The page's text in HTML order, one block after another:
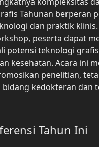
Tahunan berperan
dan praktik
peserta dapat
potensi teknologi
kesehatan. Acara ini
penelitian,
kedokteran dan
Tahun Ini